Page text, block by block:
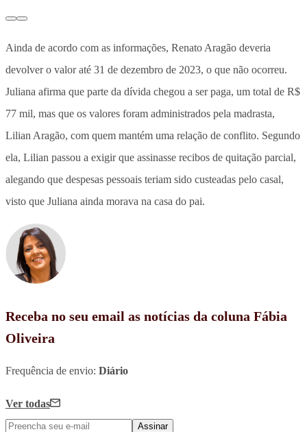
Ainda de acordo com as informações, Renato Aragão deveria
devolver o valor até 31 de dezembro de 2023, o que não ocorreu.
Juliana afirma que parte da dívida chegou a ser paga, um total de R$
77 mil, mas que os valores foram administrados pela madrasta,
Lilian Aragão, com quem mantém uma relação de conflito. Segundo
ela, Lilian passou a exigir que assinasse recibos de quitação parcial,
alegando que despesas pessoais teriam sido custeadas pelo casal,
visto que Juliana ainda morava na casa do pai.
Receba no seu email as notícias da coluna Fábia
Oliveira
Frequência de envio: Diário
Ver todas
Assinar